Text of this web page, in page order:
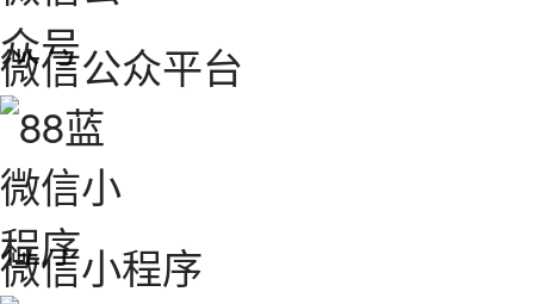
微信公众平台
微信小程序